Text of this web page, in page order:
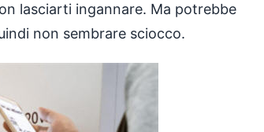
lasciarti ingannare. Ma potrebbe
non sembrare sciocco.